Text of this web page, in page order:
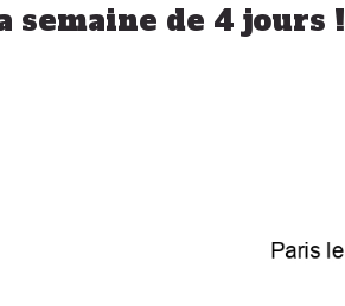
semaine de 4 jours !